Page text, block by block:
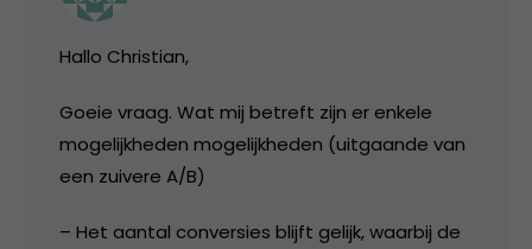
Hallo Christian,
Goeie vraag. Wat mij betreft zijn er enkele
mogelijkheden mogelijkheden (uitgaande van
een zuivere A/B)
– Het aantal conversies blijft gelijk, waarbij de